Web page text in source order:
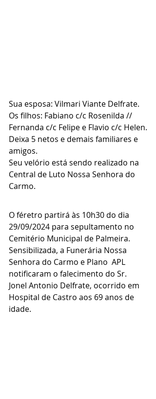
Sua esposa: Vilmari Viante Delfrate.
Os filhos: Fabiano c/c Rosenilda //
Fernanda c/c Felipe e Flavio c/c Helen.
Deixa 5 netos e demais familiares e
amigos.
Seu velório está sendo realizado na
Central de Luto Nossa Senhora do
Carmo.
O féretro partirá às 10h30 do dia
29/09/2024 para sepultamento no
Cemitério Municipal de Palmeira.
Sensibilizada, a Funerária Nossa
Senhora do Carmo e Plano  APL
notificaram o falecimento do Sr.
Jonel Antonio Delfrate, ocorrido em
Hospital de Castro aos 69 anos de
idade.